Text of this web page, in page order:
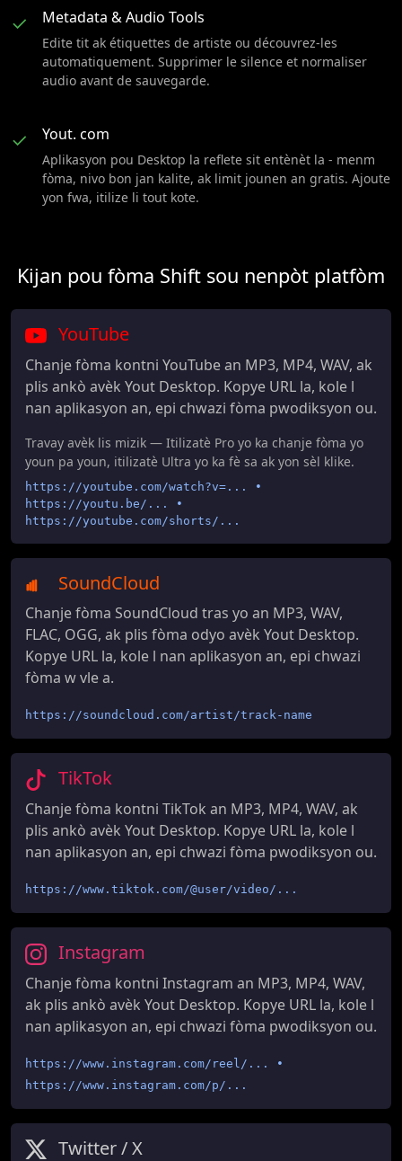
✓ Metadata & Audio Tools
Edite tit ak étiquettes de artiste ou découvrez-les
automatiquement. Supprimer le silence et normaliser
audio avant de sauvegarde.
✓ Yout. com
Aplikasyon pou Desktop la reflete sit entènèt la - menm
fòma, nivo bon jan kalite, ak limit jounen an gratis. Ajoute
yon fwa, itilize li tout kote.
Kijan pou fòma Shift sou nenpòt platfòm
YouTube
Chanje fòma kontni YouTube an MP3, MP4, WAV, ak
plis ankò avèk Yout Desktop. Kopye URL la, kole l
nan aplikasyon an, epi chwazi fòma pwodiksyon ou.
Travay avèk lis mizik — Itilizatè Pro yo ka chanje fòma yo
youn pa youn, itilizatè Ultra yo ka fè sa ak yon sèl klike.
https://youtube.com/watch?v=... •
https://youtu.be/... •
https://youtube.com/shorts/...
SoundCloud
Chanje fòma SoundCloud tras yo an MP3, WAV,
FLAC, OGG, ak plis fòma odyo avèk Yout Desktop.
Kopye URL la, kole l nan aplikasyon an, epi chwazi
fòma w vle a.
https://soundcloud.com/artist/track-name
TikTok
Chanje fòma kontni TikTok an MP3, MP4, WAV, ak
plis ankò avèk Yout Desktop. Kopye URL la, kole l
nan aplikasyon an, epi chwazi fòma pwodiksyon ou.
https://www.tiktok.com/@user/video/...
Instagram
Chanje fòma kontni Instagram an MP3, MP4, WAV,
ak plis ankò avèk Yout Desktop. Kopye URL la, kole l
nan aplikasyon an, epi chwazi fòma pwodiksyon ou.
https://www.instagram.com/reel/... •
https://www.instagram.com/p/...
Twitter / X